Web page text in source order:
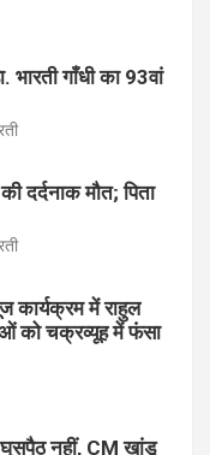
भारती गाँधी का 93वां
दर्दनाक मौत; पिता
कार्यक्रम में राहुल
को चक्रव्यूह में फंसा
नहीं, CM खांडू